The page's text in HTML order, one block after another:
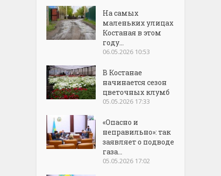
На самых
маленьких улицах
Костаная в этом
году...
06.05.2026 10:53
В Костанае
начинается сезон
цветочных клумб
05.05.2026 17:33
«Опасно и
неправильно»: так
заявляет о подводе
газа...
05.05.2026 17:02